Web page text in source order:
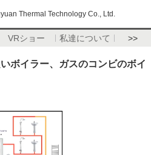
Thermal Technology Co., Ltd.
VRショー 私達について >>
ボイラー、ガスのコンビのボイ